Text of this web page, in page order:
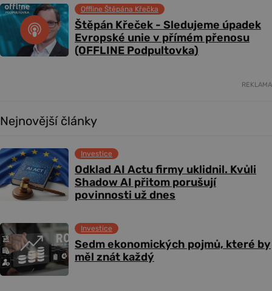
Štěpán Křeček - Sledujeme úpadek
Evropské unie v přímém přenosu
(OFFLINE Podpultovka)
Offline Štěpána Křečka
REKLAMA
Nejnovější články
Odklad AI Actu firmy uklidnil. Kvůli
Shadow AI přitom porušují
povinnosti už dnes
Investice
Sedm ekonomických pojmů, které by
měl znát každý
Investice